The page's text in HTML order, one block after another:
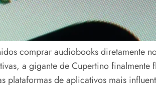
comprar audiobooks diretamente
a gigante de Cupertino finalmente
plataformas de aplicativos mais